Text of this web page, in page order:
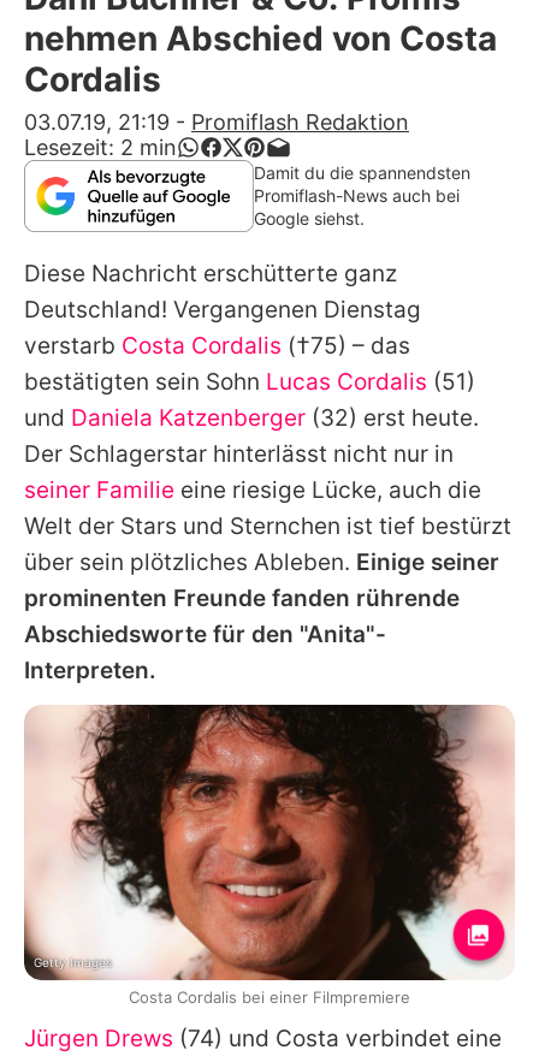
Alle Themen auf Promiflash
App runterladen
Team
Redaktionelle Richtlinien
Impressum
Datenschutzerklärung
Nutzungsbedingungen
Utiq verwalten
nehmen Abschied von Costa
Cordalis
03.07.19, 21:19 - Promiflash Redaktion
Lesezeit: 2 min
Damit du die spannendsten
Promiflash-News auch bei
Google siehst.
Diese Nachricht erschütterte ganz
Deutschland! Vergangenen Dienstag
verstarb Costa Cordalis (†75) – das
bestätigten sein Sohn Lucas Cordalis (51)
und Daniela Katzenberger (32) erst heute.
Der Schlagerstar hinterlässt nicht nur in
seiner Familie eine riesige Lücke, auch die
Welt der Stars und Sternchen ist tief bestürzt
über sein plötzliches Ableben. Einige seiner
prominenten Freunde fanden rührende
Abschiedsworte für den "Anita"-
Interpreten.
Jürgen Drews (74) und Costa verbindet eine
Getty Images
Costa Cordalis bei einer Filmpremiere